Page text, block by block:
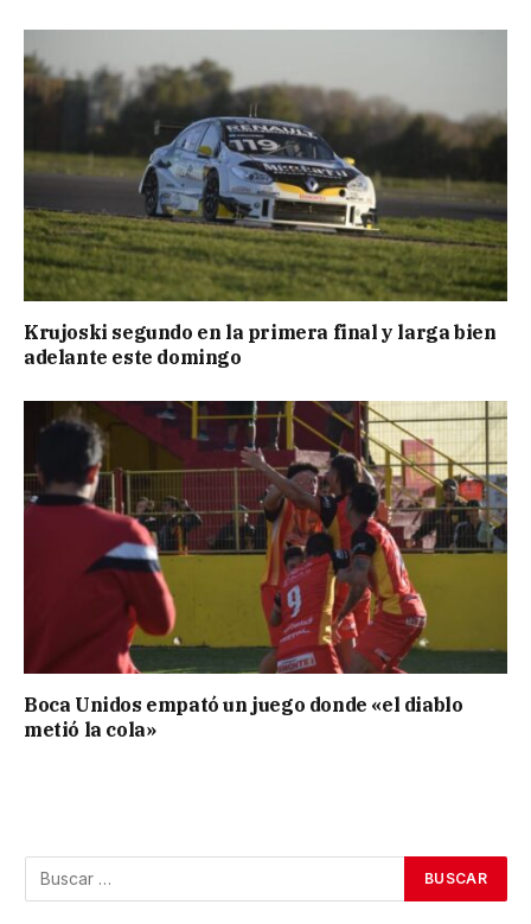
Krujoski segundo en la primera final y larga bien
adelante este domingo
Boca Unidos empató un juego donde «el diablo
metió la cola»